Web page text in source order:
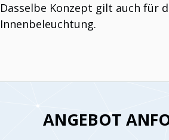
Dasselbe Konzept gilt auch für
Innenbeleuchtung.
ANGEBOT